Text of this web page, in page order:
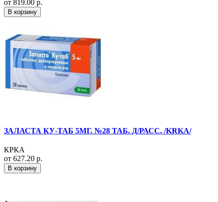
от 819.00 р.
В корзину
ЗАЛАСТА КУ-ТАБ 5МГ. №28 ТАБ. Д/РАСС. /KRKA/
КРКА
от 627.20 р.
В корзину